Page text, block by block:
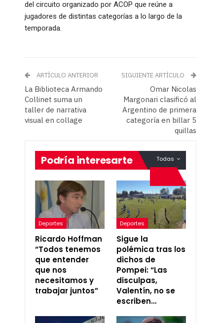
del circuito organizado por ACOP que reúne a
jugadores de distintas categorías a lo largo de la
temporada.
ARTÍCULO ANTERIOR
La Biblioteca Armando
Collinet suma un
taller de narrativa
visual en collage
SIGUIENTE ARTÍCULO
Omar Nicolas
Margonari clasificó al
Argentino de primera
categoría en billar 5
quillas
Todas
Podría interesarte
Deportes
Ricardo Hoffman
“Todos tenemos
que entender
que nos
necesitamos y
trabajar juntos”
Deportes
Sigue la
polémica tras los
dichos de
Pompei: “Las
disculpas,
Valentín, no se
escriben…